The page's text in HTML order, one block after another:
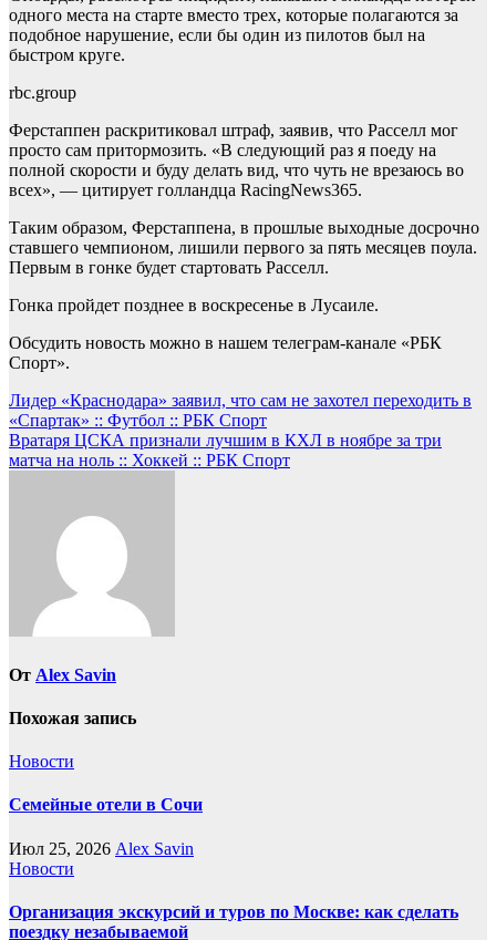
одного места на старте вместо трех, которые полагаются за
подобное нарушение, если бы один из пилотов был на
быстром круге.
rbc.group
Ферстаппен раскритиковал штраф, заявив, что Расселл мог
просто сам притормозить. «В следующий раз я поеду на
полной скорости и буду делать вид, что чуть не врезаюсь во
всех», — цитирует голландца RacingNews365.
Таким образом, Ферстаппена, в прошлые выходные досрочно
ставшего чемпионом, лишили первого за пять месяцев поула.
Первым в гонке будет стартовать Расселл.
Гонка пройдет позднее в воскресенье в Лусаиле.
Обсудить новость можно в нашем телеграм-канале «РБК
Спорт».
Навигация
по
записям
Лидер «Краснодара» заявил, что сам не захотел переходить в
«Спартак» :: Футбол :: РБК Спорт
Вратаря ЦСКА признали лучшим в КХЛ в ноябре за три
матча на ноль :: Хоккей :: РБК Спорт
От Alex Savin
Похожая запись
Новости
Семейные отели в Сочи
Июл 25, 2026 Alex Savin
Новости
Организация экскурсий и туров по Москве: как сделать
поездку незабываемой